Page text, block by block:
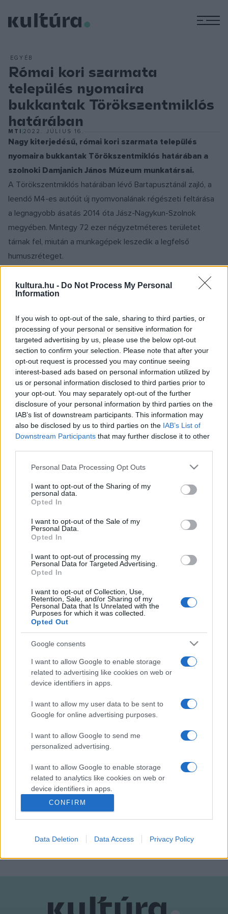
kultura.hu - Do Not Process My Personal
Information
If you wish to opt-out of the sale, sharing to third parties, or
processing of your personal or sensitive information for
targeted advertising by us, please use the below opt-out
section to confirm your selection. Please note that after your
opt-out request is processed you may continue seeing
interest-based ads based on personal information utilized by
us or personal information disclosed to third parties prior to
your opt-out. You may separately opt-out of the further
disclosure of your personal information by third parties on the
IAB’s list of downstream participants. This information may
also be disclosed by us to third parties on the IAB’s List of
Downstream Participants that may further disclose it to other
Please note that this website/app uses one or more Google
not limited to your visit or usage behaviour. You may click to
grant or deny consent to Google and its third-party tags to
use your data for below specified purposes in below Google
consent section.
Personal Data Processing Opt Outs
I want to opt-out of the Sharing of my
personal data.
Opted In
I want to opt-out of the Sale of my
Personal Data.
Opted In
I want to opt-out of processing my
Personal Data for Targeted Advertising.
Opted In
I want to opt-out of Collection, Use,
Retention, Sale, and/or Sharing of my
Personal Data that Is Unrelated with the
Purposes for which it was collected.
Opted Out
Google consents
I want to allow Google to enable storage
related to advertising like cookies on web or
device identifiers in apps.
I want to allow my user data to be sent to
Google for online advertising purposes.
I want to allow Google to send me
personalized advertising.
I want to allow Google to enable storage
related to analytics like cookies on web or
device identifiers in apps.
I want to allow Google to enable storage
related to functionality of the website or app.
I want to allow Google to enable storage
user protection.
CONFIRM
Data Deletion Data Access Privacy Policy
EGYÉB
Római kori szarmata
település nyomaira
bukkantak Törökszentmiklós
határában
MTI 2022. JÚLIUS 16.
Nagy kiterjedésű, római kori szarmata település
nyomaira bukkantak Törökszentmiklós határában a
szolnoki Damjanich János Múzeum munkatársai.
A Törökszentmiklós határában lévő Bartapusztánál zajló, a
leendő M4-es autóút új nyomvonalának régészeti feltárása
a legnagyobb ásatás 2014 óta Jász-Nagykun-Szolnok
megyében. Mintegy 72 ezer négyzetméteres területet
tárnak fel, miután a munkagépek leszedik a legfelső
humuszréteget.
Római korban élt szarmaták faluját,
települését találták meg, amelynek egy
valamilyen tűzzel kapcsolatos
tevékenységet végezhettek, mert nagy
számban találtak hamus gödröket és
kemencéket.
Az elmúlt két hét alatt számos leletre bukkantak. Például a
Krisztus utáni 2. és 3. századi szarmaták eszközeire,
csontmaradványokra, kézzel formált, nagyméretű
tárolóedényre, kutyacsontvázra. Továbbá római kori
kerámiaedények töredékeit is találtak. Emellett több
fémtárgy is előkerült, amelyeket a ruházatok
összefogására, csatként használtak a szarmaták.
Az eddigi felmérések alapján három temető is volt az
ásatás területén. Ezeket a következő hetekben fogják
feltárni.
A munkálatok várhatóan jövőre érnek véget.
Fotók: Új Néplap/Mészáros János
HÍREK KULTPOL
MEGOSZTÁS